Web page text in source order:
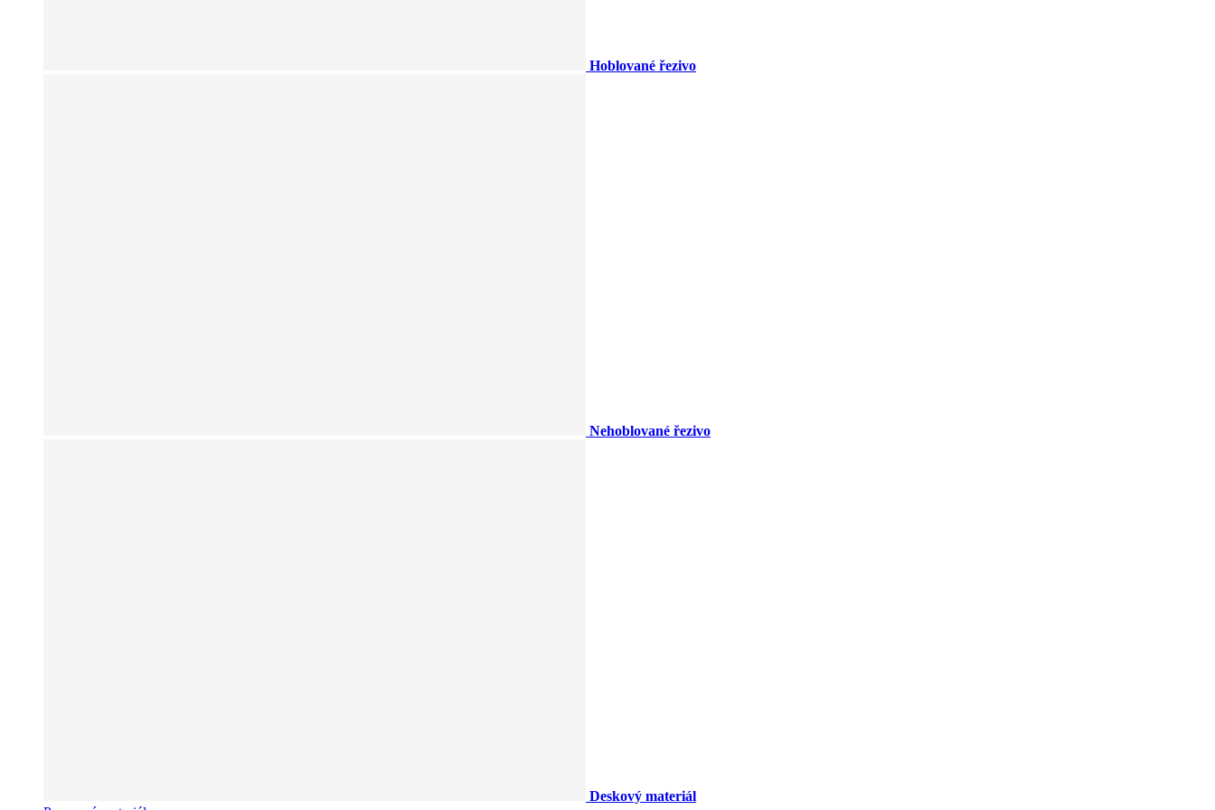
Hoblované řezivo
Nehoblované řezivo
Deskový materiál